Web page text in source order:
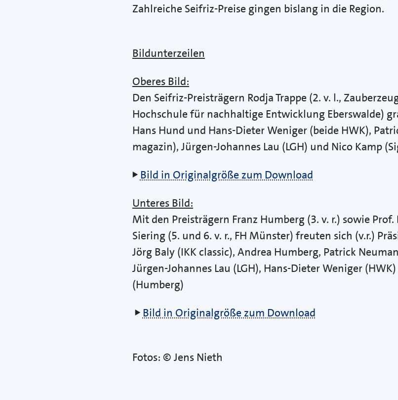
Zahlreiche Seifriz-Preise gingen bislang in die Region.
Bildunterzeilen
Oberes Bild:
Den Seifriz-Preisträgern Rodja Trappe (2. v. l.,
Hochschule für nachhaltige Entwicklung Eberswalde)
Hans Hund und Hans-Dieter Weniger (beide HWK),
magazin), Jürgen-Johannes Lau (LGH) und Nico Kamp
Bild in Originalgröße zum Download
Unteres Bild:
Mit den Preisträgern Franz Humberg (3. v. r.) sowie
Siering (5. und 6. v. r., FH Münster) freuten sich (v.r.)
Jörg Baly (IKK classic), Andrea Humberg, Patrick
Jürgen-Johannes Lau (LGH), Hans-Dieter Weniger
(Humberg)
Bild in Originalgröße zum Download
Fotos: © Jens Nieth